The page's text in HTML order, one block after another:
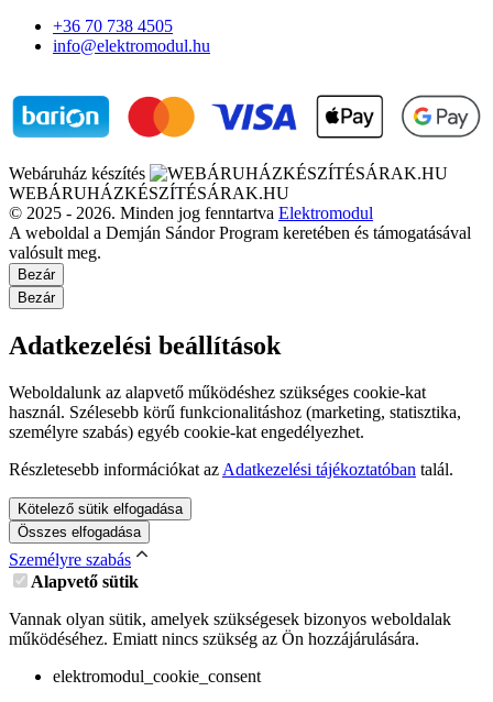
+36 70 738 4505
info@elektromodul.hu
Webáruház készítés
WEBÁRUHÁZKÉSZÍTÉSÁRAK.HU
© 2025 - 2026. Minden jog fenntartva Elektromodul
A weboldal a Demján Sándor Program keretében és támogatásával
valósult meg.
Bezár
Bezár
Adatkezelési beállítások
Weboldalunk az alapvető működéshez szükséges cookie-kat
használ. Szélesebb körű funkcionalitáshoz (marketing, statisztika,
személyre szabás) egyéb cookie-kat engedélyezhet.
Részletesebb információkat az Adatkezelési tájékoztatóban talál.
Kötelező sütik elfogadása
Összes elfogadása
Személyre szabás
Alapvető sütik
Vannak olyan sütik, amelyek szükségesek bizonyos weboldalak
működéséhez. Emiatt nincs szükség az Ön hozzájárulására.
elektromodul_cookie_consent